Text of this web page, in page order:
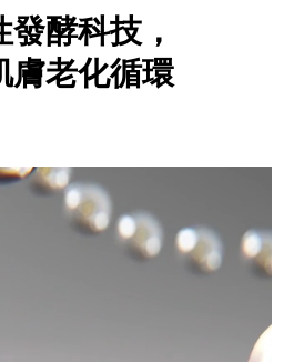
發酵科技，
膚老化循環